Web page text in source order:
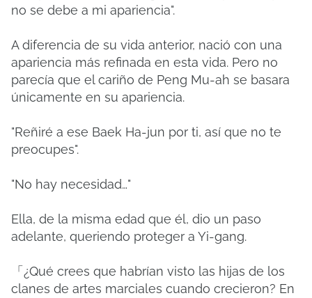
no se debe a mi apariencia".
A diferencia de su vida anterior, nació con una
apariencia más refinada en esta vida. Pero no
parecía que el cariño de Peng Mu-ah se basara
únicamente en su apariencia.
"Reñiré a ese Baek Ha-jun por ti, así que no te
preocupes".
"No hay necesidad…"
Ella, de la misma edad que él, dio un paso
adelante, queriendo proteger a Yi-gang.
「¿Qué crees que habrían visto las hijas de los
clanes de artes marciales cuando crecieron? En